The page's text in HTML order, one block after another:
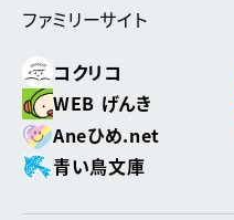
ファミリーサイト
コクリコ
WEB げんき
Aneひめ.net
青い鳥文庫